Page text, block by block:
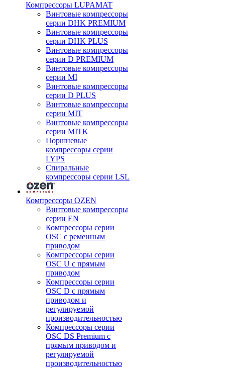
Компрессоры LUPAMAT
Винтовые компрессоры
серии DHK PREMIUM
Винтовые компрессоры
серии DHK PLUS
Винтовые компрессоры
серии D PREMIUM
Винтовые компрессоры
серии MI
Винтовые компрессоры
серии D PLUS
Винтовые компрессоры
серии MIT
Винтовые компрессоры
серии MITK
Поршневые
компрессоры серии
LYPS
Спиральные
компрессоры серии LSL
Компрессоры OZEN
Винтовые компрессоры
серии EN
Компрессоры серии
OSC с ременным
приводом
Компрессоры серии
OSC U с прямым
приводом
Компрессоры серии
OSC D с прямым
приводом и
регулируемой
производительностью
Компрессоры серии
OSC DS Premium с
прямым приводом и
регулируемой
производительностью